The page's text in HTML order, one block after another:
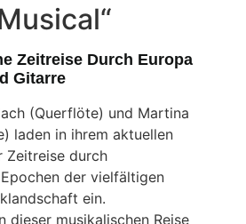
Zeitreise Durch Europa
Gitarre
(Querflöte) und Martina
laden in ihrem aktuellen
Zeitreise durch
der vielfältigen
ein.
dieser musikalischen Reise